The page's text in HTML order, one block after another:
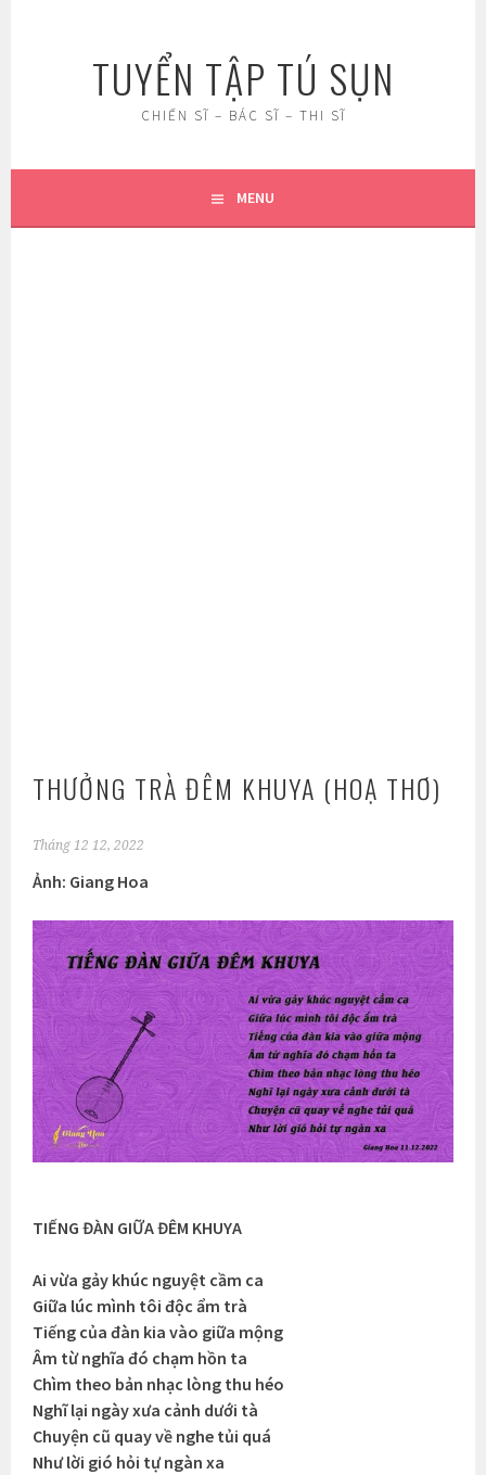
TUYỂN TẬP TÚ SỤN
CHIẾN SĨ – BÁC SĨ – THI SĨ
MENU
THƯỞNG TRÀ ĐÊM KHUYA (HOẠ THƠ)
Tháng 12 12, 2022
Ảnh: Giang Hoa
TIẾNG ĐÀN GIỮA ĐÊM KHUYA
Ai vừa gảy khúc nguyệt cầm ca
Giữa lúc mình tôi độc ẩm trà
Tiếng của đàn kia vào giữa mộng
Âm từ nghĩa đó chạm hồn ta
Chìm theo bản nhạc lòng thu héo
Nghĩ lại ngày xưa cảnh dưới tà
Chuyện cũ quay về nghe tủi quá
Như lời gió hỏi tự ngàn xa